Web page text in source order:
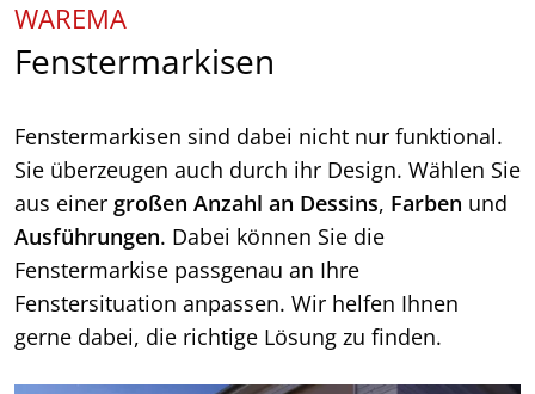
WAREMA
Fenstermarkisen
Fenstermarkisen sind dabei nicht nur funktional.
Sie überzeugen auch durch ihr Design. Wählen Sie
aus einer großen Anzahl an Dessins, Farben und
Ausführungen. Dabei können Sie die
Fenstermarkise passgenau an Ihre
Fenstersituation anpassen. Wir helfen Ihnen
gerne dabei, die richtige Lösung zu finden.